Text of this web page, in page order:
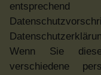
Wenn Sie
verschiedene